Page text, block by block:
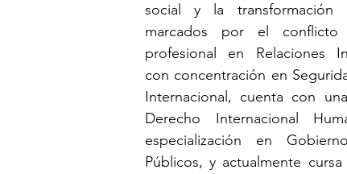
social y la transformación
marcados por el conflicto
profesional en Relaciones
con concentración en
Internacional, cuenta con
Derecho Internacional
especialización en
Públicos, y actualmente